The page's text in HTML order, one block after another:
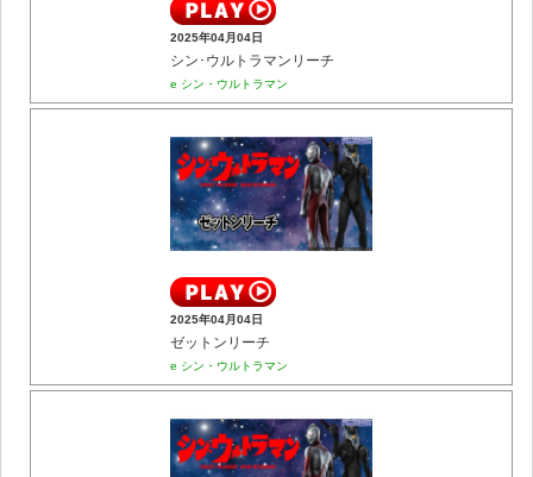
2025年04月04日
シン･ウルトラマンリーチ
e シン・ウルトラマン
2025年04月04日
ゼットンリーチ
e シン・ウルトラマン